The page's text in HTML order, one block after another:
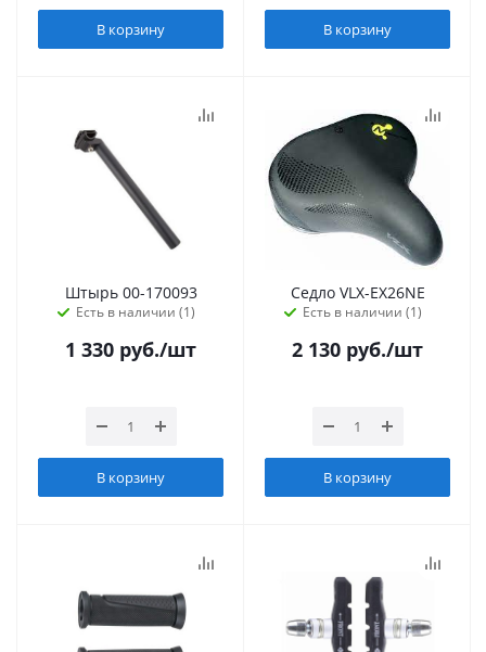
В корзину В корзину
Штырь 00-170093
Есть в наличии (1)
1 330 руб./шт
В корзину
Седло VLX-EX26NE
Есть в наличии (1)
2 130 руб./шт
В корзину